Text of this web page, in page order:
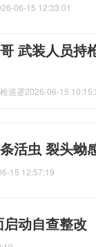
06-15 12:33:01
武装人员持
巡逻2026-06-15
活虫 裂头蚴
15 12:57:19
动自查整改